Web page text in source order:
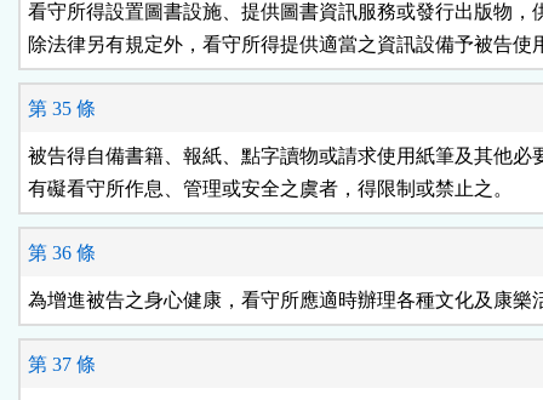
看守所得設置圖書設施、提供圖書資訊服務或發行出版物，
除法律另有規定外，看守所得提供適當之資訊設備予被告使
第 35 條
被告得自備書籍、報紙、點字讀物或請求使用紙筆及其他必
有礙看守所作息、管理或安全之虞者，得限制或禁止之。
第 36 條
為增進被告之身心健康，看守所應適時辦理各種文化及康樂
第 37 條